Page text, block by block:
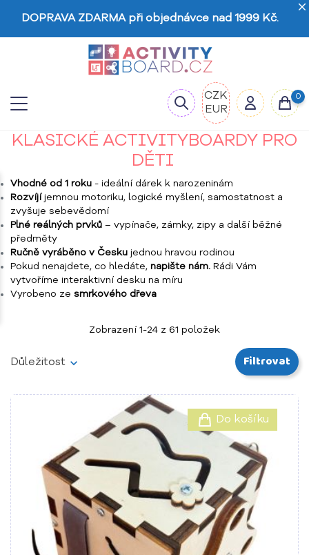
DOPRAVA ZDARMA při objednávce nad 1999 Kč.
CZK
EUR
0
KLASICKÉ ACTIVITYBOARDY PRO
DĚTI
Vhodné od 1 roku - ideální dárek k narozeninám
Rozvíjí jemnou motoriku, logické myšlení, samostatnost a
zvyšuje sebevědomí
Plné reálných prvků – vypínače, zámky, zipy a další běžné
předměty
Ručně vyráběno v Česku jednou hravou rodinou
Pokud nenajdete, co hledáte, napište nám. Rádi Vám
vytvoříme interaktivní desku na míru
Vyrobeno ze smrkového dřeva
Důležitost Filtrovat
Zobrazení 1-24 z 61 položek
Do košíku